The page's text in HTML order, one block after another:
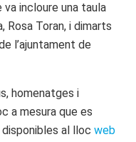
va incloure una taula
Rosa Toran, i dimarts
l’ajuntament de
homenatges i
a mesura que es
al lloc web